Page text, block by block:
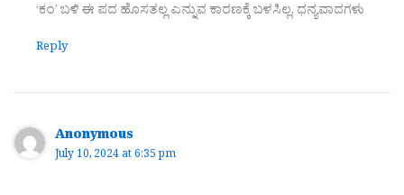
‘ಕಂ’ ಬಳಿ ಈ ಪದ ಹೊಸತಲ್ಲ ಎನ್ನುವ ಕಾರಣಕ್ಕೆ ಬಳಸಿಲ್ಲ. ಧನ್ಯವಾದಗಳು
Reply
Anonymous
July 10, 2024 at 6:35 pm